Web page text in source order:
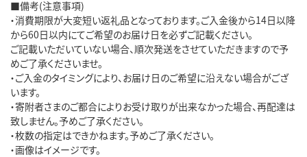
■備考(注意事項)
・消費期限が大変短い返礼品となっております。ご入金後から14日以降
から60日以内にてご希望のお届け日を必ずご記載ください。
ご記載いただいていない場合、順次発送をさせていただきますので予
めご了承くださいませ。
・ご入金のタイミングにより、お届け日のご希望に沿えない場合がござ
います。
・寄附者さまのご都合によりお受け取りが出来なかった場合、再配達は
致しません。予めご了承ください。
・枚数の指定はできかねます。予めご了承ください。
・画像はイメージです。